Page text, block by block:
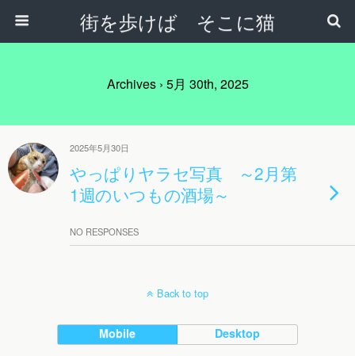
街を歩けば そこに猫
Archives › 5月 30th, 2025
2025年5月30日
やっぱりヤラセ写真 ～2月第
1週のいつもの酒場～
NO RESPONSES
Back to top
Mobile Desktop